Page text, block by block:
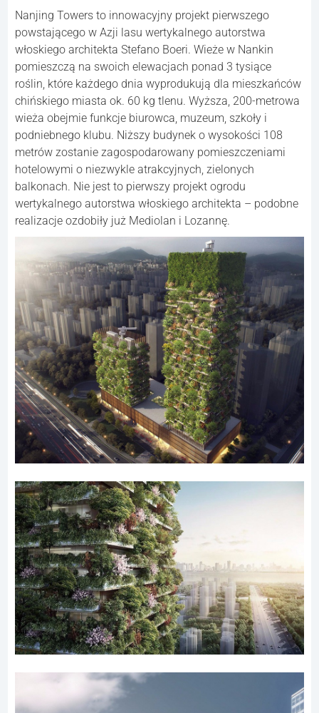
Nanjing Towers to innowacyjny projekt pierwszego
powstającego w Azji lasu wertykalnego autorstwa
włoskiego architekta Stefano Boeri. Wieże w Nankin
pomieszczą na swoich elewacjach ponad 3 tysiące
roślin, które każdego dnia wyprodukują dla mieszkańców
chińskiego miasta ok. 60 kg tlenu. Wyższa, 200-metrowa
wieża obejmie funkcje biurowca, muzeum, szkoły i
podniebnego klubu. Niższy budynek o wysokości 108
metrów zostanie zagospodarowany pomieszczeniami
hotelowymi o niezwykle atrakcyjnych, zielonych
balkonach. Nie jest to pierwszy projekt ogrodu
wertykalnego autorstwa włoskiego architekta – podobne
realizacje ozdobiły już Mediolan i Lozannę.